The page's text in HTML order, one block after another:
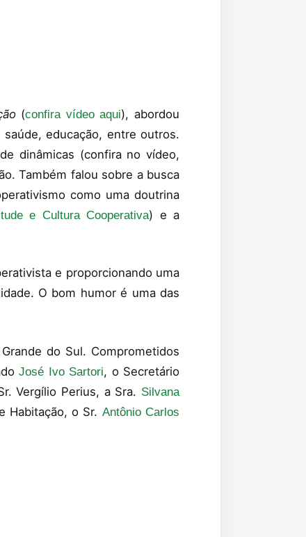
(confira vídeo aqui), abordou
educação, entre outros.
dinâmicas (confira no vídeo,
Também falou sobre a busca
como uma doutrina
e Cultura Cooperativa) e a
e proporcionando uma
O bom humor é uma das
do Sul. Comprometidos
José Ivo Sartori, o Secretário
Vergílio Perius, a Sra. Silvana
Habitação, o Sr. Antônio Carlos